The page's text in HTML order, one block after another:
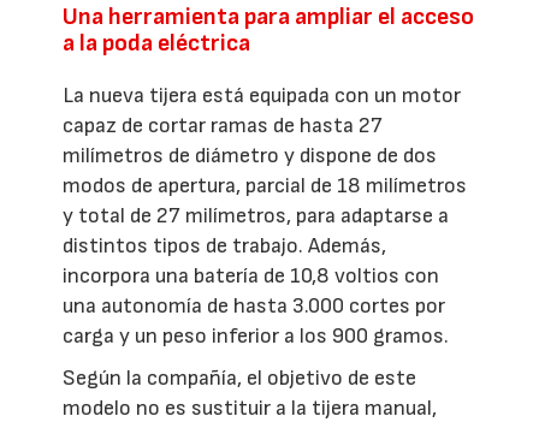
Una herramienta para ampliar el acceso
a la poda eléctrica
La nueva tijera está equipada con un motor
capaz de cortar ramas de hasta 27
milímetros de diámetro y dispone de dos
modos de apertura, parcial de 18 milímetros
y total de 27 milímetros, para adaptarse a
distintos tipos de trabajo. Además,
incorpora una batería de 10,8 voltios con
una autonomía de hasta 3.000 cortes por
carga y un peso inferior a los 900 gramos.
Según la compañía, el objetivo de este
modelo no es sustituir a la tijera manual,